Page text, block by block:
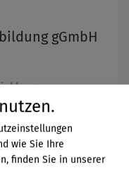
wie Sie Ihre
finden Sie in unserer
gGmbH
Lernen, Energie,
Kita –